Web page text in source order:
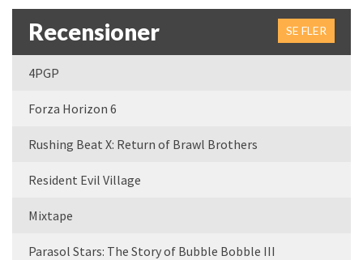
Recensioner SE FLER
4PGP
Forza Horizon 6
Rushing Beat X: Return of Brawl Brothers
Resident Evil Village
Mixtape
Parasol Stars: The Story of Bubble Bobble III